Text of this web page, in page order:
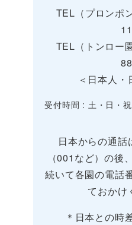
TEL（プロンポ
TEL（トンロ
＜日本人・
受付時間 : 土・日・
日本からの通話
（001など）の後
続いて各園の電話
ておかけ
＊日本との時